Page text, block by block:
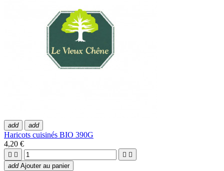
add add
Haricots cuisinés BIO 390G
4,20 €
   
add Ajouter au panier